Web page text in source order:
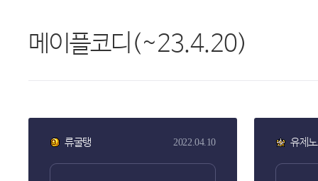
메이플코디(~23.4.20)
류굴탱 2022.04.10 유제